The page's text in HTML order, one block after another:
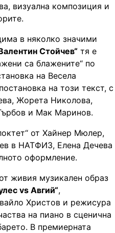
визуална композиция и
в няколко значими
Стойчев“ тя е
са блажените“ по
на Весела
на този текст, с
Жорета Николова,
и Мак Маринов.
от Хайнер Мюлер,
в НАТФИЗ, Елена Дечева
оформление.
живия музикален образ
vs Авгий“,
Христов и режисура
на пиано в сценична
В премиерната